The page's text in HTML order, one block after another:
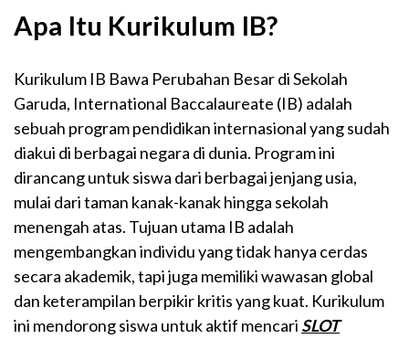
Apa Itu Kurikulum IB?
Kurikulum IB Bawa Perubahan Besar di Sekolah
Garuda, International Baccalaureate (IB) adalah
sebuah program pendidikan internasional yang sudah
diakui di berbagai negara di dunia. Program ini
dirancang untuk siswa dari berbagai jenjang usia,
mulai dari taman kanak-kanak hingga sekolah
menengah atas. Tujuan utama IB adalah
mengembangkan individu yang tidak hanya cerdas
secara akademik, tapi juga memiliki wawasan global
dan keterampilan berpikir kritis yang kuat. Kurikulum
ini mendorong siswa untuk aktif mencari SLOT